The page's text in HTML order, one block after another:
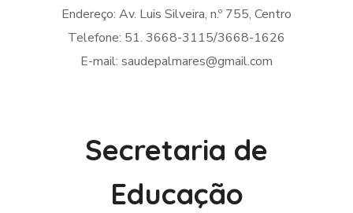
Endereço: Av. Luis Silveira, n.º 755, Centro
Telefone: 51. 3668-3115/3668-1626
E-mail: saudepalmares@gmail.com
Secretaria de
Educação